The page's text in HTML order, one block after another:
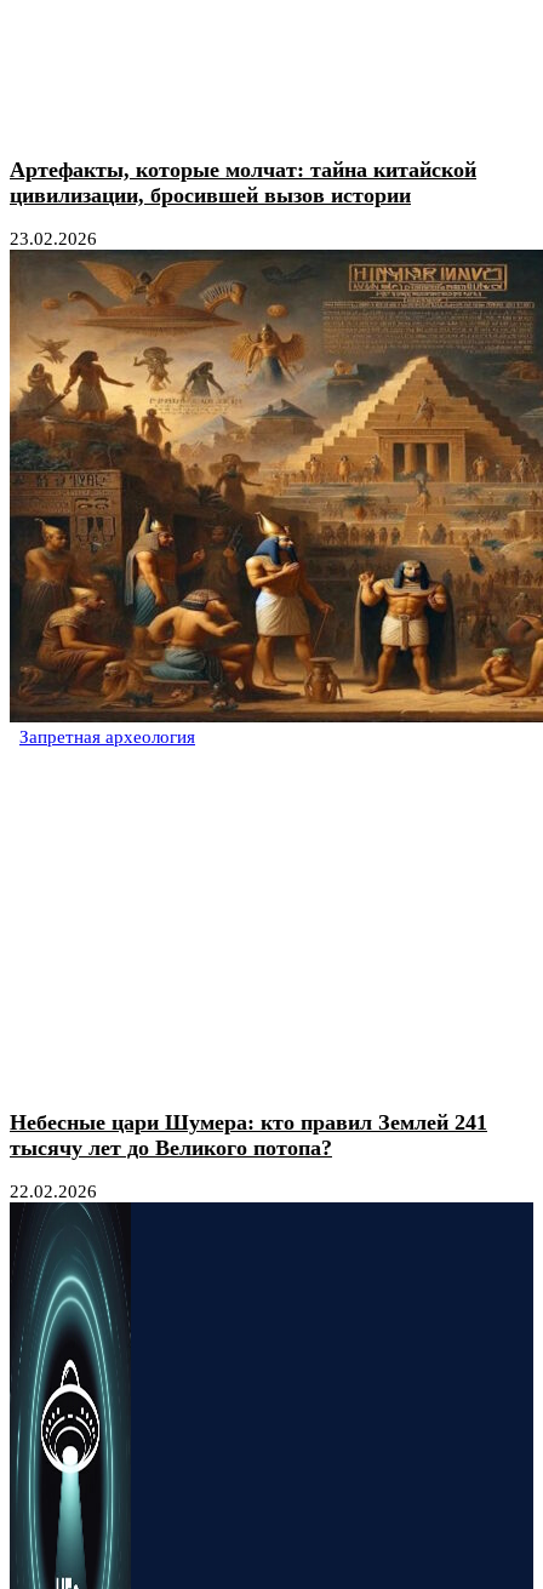
Артефакты, которые молчат: тайна китайской
цивилизации, бросившей вызов истории
23.02.2026
Запретная археология
Небесные цари Шумера: кто правил Землей 241
тысячу лет до Великого потопа?
22.02.2026